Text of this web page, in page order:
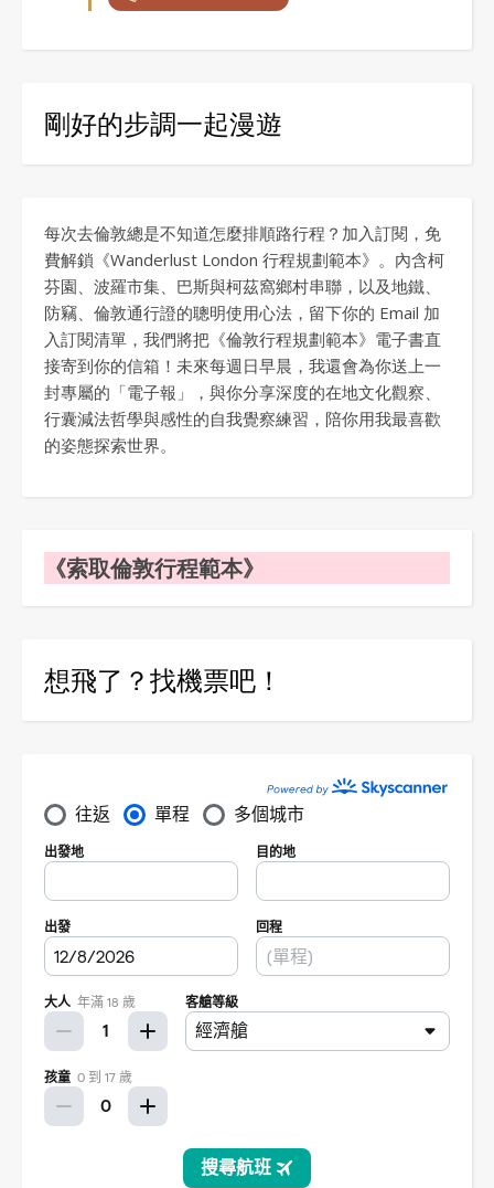
剛好的步調一起漫遊
每次去倫敦總是不知道怎麼排順路行程？加入訂閱，免
費解鎖《Wanderlust London 行程規劃範本》。內含柯
芬園、波羅市集、巴斯與柯茲窩鄉村串聯，以及地鐵、
防竊、倫敦通行證的聰明使用心法，留下你的 Email 加
入訂閱清單，我們將把《倫敦行程規劃範本》電子書直
接寄到你的信箱！未來每週日早晨，我還會為你送上一
封專屬的「電子報」，與你分享深度的在地文化觀察、
行囊減法哲學與感性的自我覺察練習，陪你用我最喜歡
的姿態探索世界。
《索取倫敦行程範本》
想飛了？找機票吧！